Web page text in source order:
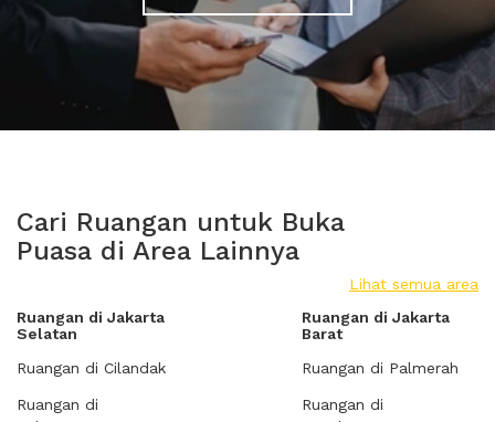
Cari Ruangan untuk Buka
Puasa di Area Lainnya
Lihat semua area
Ruangan di Jakarta
Selatan
Ruangan di Cilandak
Ruangan di
Ruangan di Jakarta
Barat
Ruangan di Palmerah
Ruangan di